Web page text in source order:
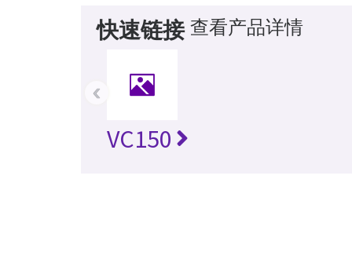
快速链接 查看产品详情
VC150
‹